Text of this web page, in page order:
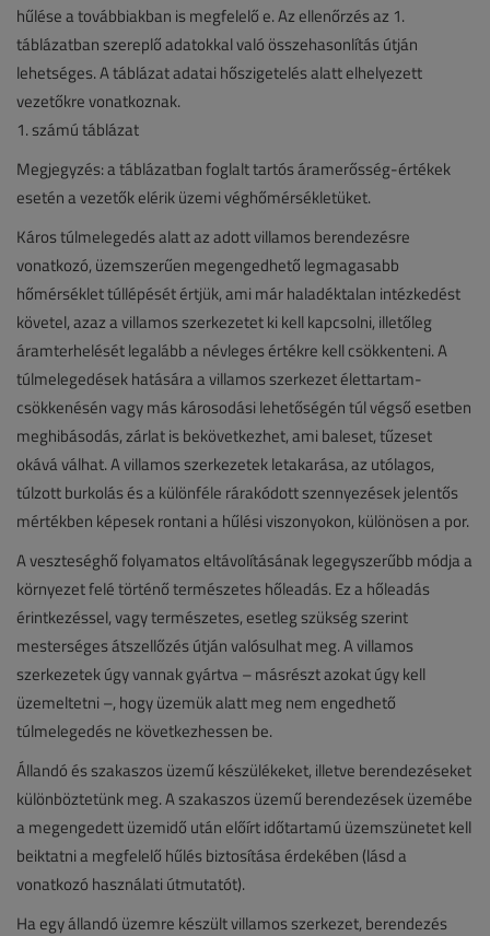
hűlése a továbbiakban is megfelelő e. Az ellenőrzés az 1.
táblázatban szereplő adatokkal való összehasonlítás útján
lehetséges. A táblázat adatai hőszigetelés alatt elhelyezett
vezetőkre vonatkoznak.
1. számú táblázat
Megjegyzés: a táblázatban foglalt tartós áramerősség-értékek
esetén a vezetők elérik üzemi véghőmérsékletüket.
Káros túlmelegedés alatt az adott villamos berendezésre
vonatkozó, üzemszerűen megengedhető legmagasabb
hőmérséklet túllépését értjük, ami már haladéktalan intézkedést
követel, azaz a villamos szerkezetet ki kell kapcsolni, illetőleg
áramterhelését legalább a névleges értékre kell csökkenteni. A
túlmelegedések hatására a villamos szerkezet élettartam-
csökkenésén vagy más károsodási lehetőségén túl végső esetben
meghibásodás, zárlat is bekövetkezhet, ami baleset, tűzeset
okává válhat. A villamos szerkezetek letakarása, az utólagos,
túlzott burkolás és a különféle rárakódott szennyezések jelentős
mértékben képesek rontani a hűlési viszonyokon, különösen a por.
A veszteséghő folyamatos eltávolításának legegyszerűbb módja a
környezet felé történő természetes hőleadás. Ez a hőleadás
érintkezéssel, vagy természetes, esetleg szükség szerint
mesterséges átszellőzés útján valósulhat meg. A villamos
szerkezetek úgy vannak gyártva – másrészt azokat úgy kell
üzemeltetni –, hogy üzemük alatt meg nem engedhető
túlmelegedés ne következhessen be.
Állandó és szakaszos üzemű készülékeket, illetve berendezéseket
különböztetünk meg. A szakaszos üzemű berendezések üzemébe
a megengedett üzemidő után előírt időtartamú üzemszünetet kell
beiktatni a megfelelő hűlés biztosítása érdekében (lásd a
vonatkozó használati útmutatót).
Ha egy állandó üzemre készült villamos szerkezet, berendezés